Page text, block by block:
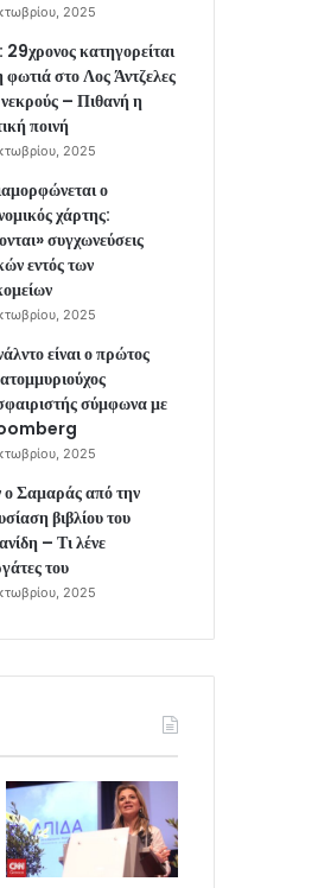
2025
κατηγορείται
φωτιά στο Λος Άντζελες
– Πιθανή η
ποινή
2025
ο
χάρτης:
συγχωνεύσεις
εντός των
2025
είναι ο πρώτος
σύμφωνα με
2025
Σαμαράς από την
βιβλίου του
– Τι λένε
του
2025